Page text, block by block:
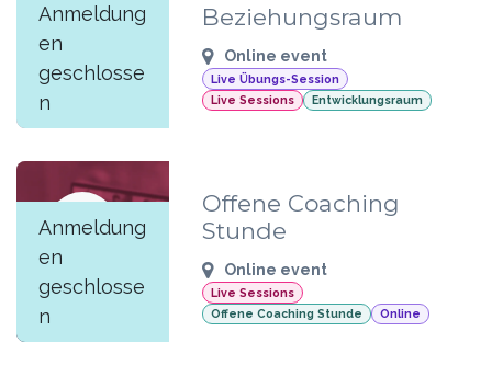
Anmeldung
en
geschlosse
n
Beziehungsraum
Online event
Live Übungs-Session
Live Sessions
Entwicklungsraum
JUN
01
Anmeldung
en
geschlosse
n
Offene Coaching
Stunde
Online event
Live Sessions
Offene Coaching Stunde
Online